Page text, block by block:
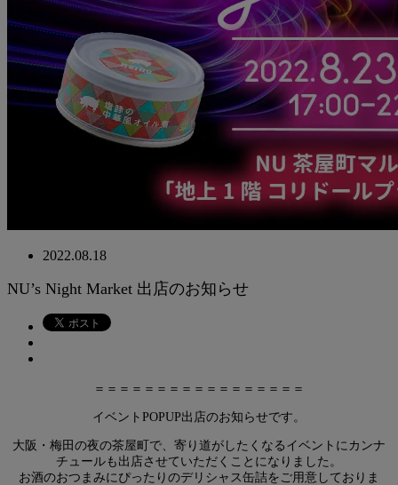
2022.08.18
NU’s Night Market 出店のお知らせ
＝＝＝＝＝＝＝＝＝＝＝＝＝＝＝＝＝
イベントPOPUP出店のお知らせです。
大阪・梅田の夜の茶屋町で、寄り道がしたくなるイベントにカンナ
チュールも出店させていただくことになりました。
お酒のおつまみにぴったりのデリシャス缶詰をご用意しておりま